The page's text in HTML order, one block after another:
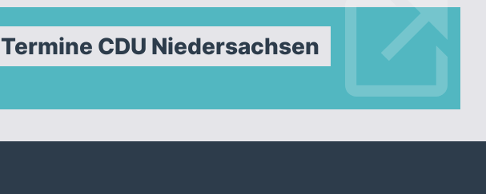
Termine CDU Niedersachsen